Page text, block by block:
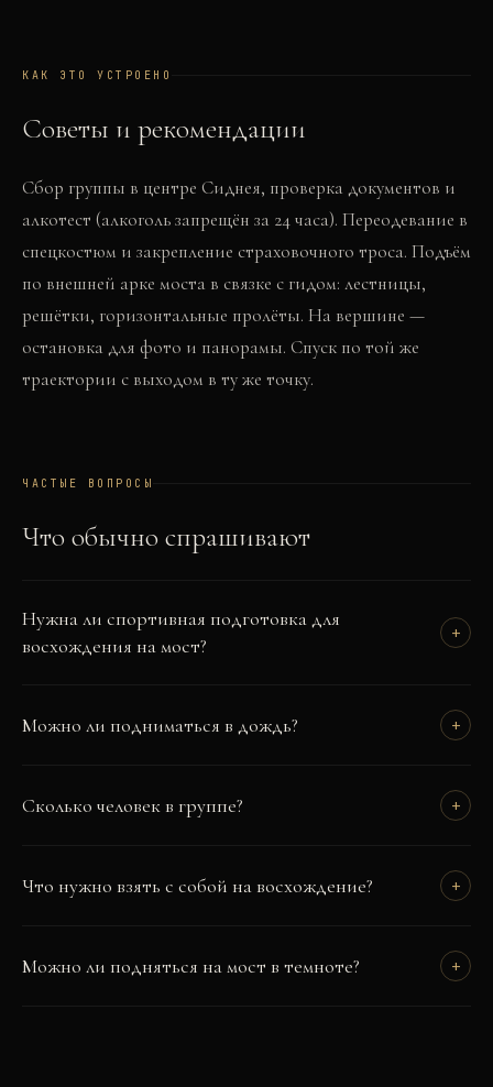
КАК ЭТО УСТРОЕНО
Советы и рекомендации
Сбор группы в центре Сиднея, проверка документов и
алкотест (алкоголь запрещён за 24 часа). Переодевание в
спецкостюм и закрепление страховочного троса. Подъём
по внешней арке моста в связке с гидом: лестницы,
решётки, горизонтальные пролёты. На вершине —
остановка для фото и панорамы. Спуск по той же
траектории с выходом в ту же точку.
ЧАСТЫЕ ВОПРОСЫ
Что обычно спрашивают
Нужна ли спортивная подготовка для
восхождения на мост?
+
Можно ли подниматься в дождь? +
Сколько человек в группе? +
Что нужно взять с собой на восхождение? +
Можно ли подняться на мост в темноте? +